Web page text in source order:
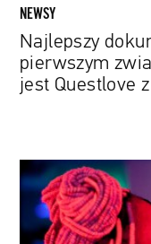
z
Roots
NEWSY
Najlepszy
pierwszym
jest Questlove
34.
Warszawski
Festiwal
Filmowy